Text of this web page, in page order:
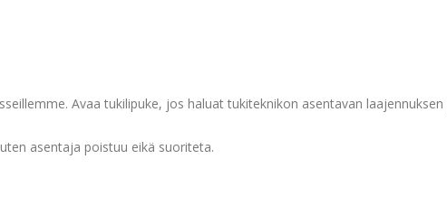
Avaa tukilipuke, jos haluat tukiteknikon asentavan laajennuksen
asentaja poistuu eikä suoriteta.